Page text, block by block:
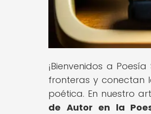
¡Bienvenidos a
fronteras y conectan
poética. En nuestro
de Autor en la